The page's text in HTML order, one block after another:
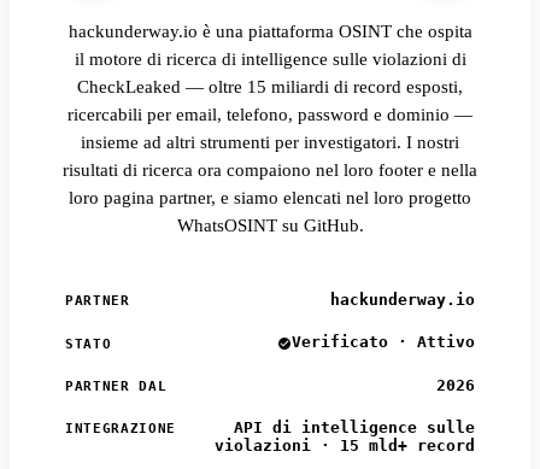
hackunderway.io è una piattaforma OSINT che ospita
il motore di ricerca di intelligence sulle violazioni di
CheckLeaked — oltre 15 miliardi di record esposti,
ricercabili per email, telefono, password e dominio —
insieme ad altri strumenti per investigatori. I nostri
risultati di ricerca ora compaiono nel loro footer e nella
loro pagina partner, e siamo elencati nel loro progetto
WhatsOSINT su GitHub.
PARTNER hackunderway.io
STATO Verificato · Attivo
PARTNER DAL 2026
INTEGRAZIONE
API di intelligence sulle
violazioni · 15 mld+ record